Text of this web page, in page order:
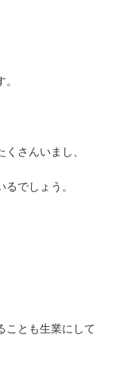
さんいまし、
でしょう。
ことも生業にして